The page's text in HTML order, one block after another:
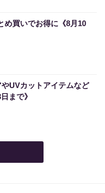
め買いでお得に《8月10
UVカットアイテムなど
まで》